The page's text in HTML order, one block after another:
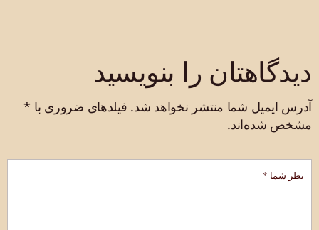
دیدگاهتان را بنویسید
آدرس ایمیل شما منتشر نخواهد شد. فیلدهای ضروری با *
مشخص شده‌اند.